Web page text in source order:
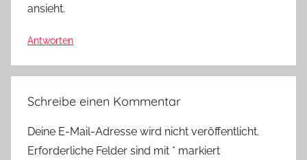
ansieht.
Antworten
Schreibe einen Kommentar
Deine E-Mail-Adresse wird nicht veröffentlicht.
Erforderliche Felder sind mit * markiert